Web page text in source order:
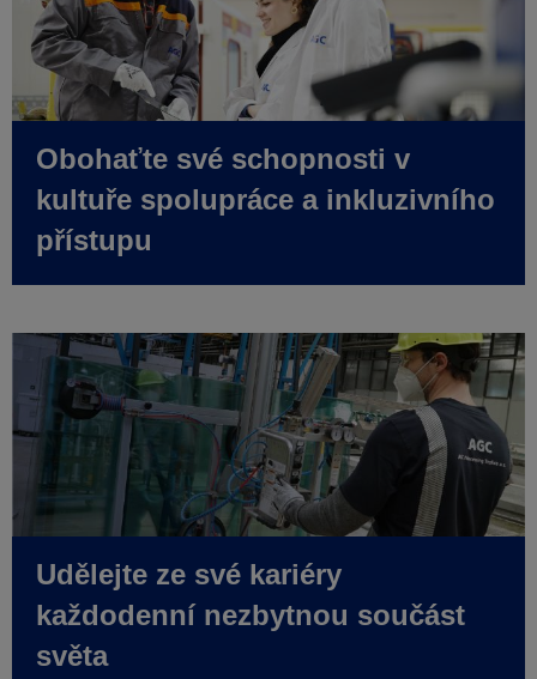
Obohaťte své schopnosti v
kultuře spolupráce a inkluzivního
přístupu
Udělejte ze své kariéry
každodenní nezbytnou součást
světa